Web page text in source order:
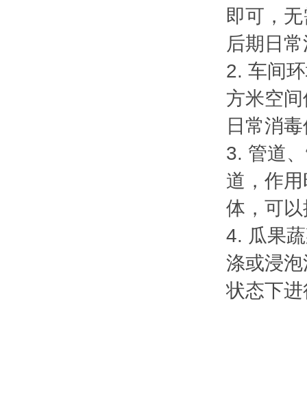
即可，
后期日
2. 车间
方米空
日常消
3. 管道
道，作
体，可
4. 瓜果
涤或浸
状态下